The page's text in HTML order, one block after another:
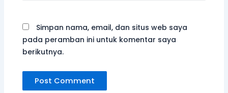
Simpan nama, email, dan situs web saya
pada peramban ini untuk komentar saya
berikutnya.